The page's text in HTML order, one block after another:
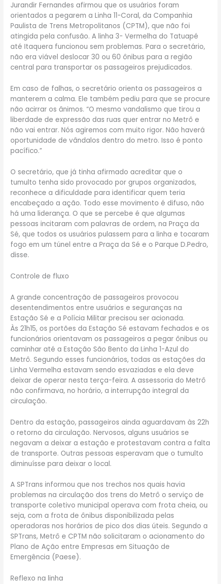
Jurandir Fernandes afirmou que os usuários foram
orientados a pegarem a Linha 11-Coral, da Companhia
Paulista de Trens Metropolitanos (CPTM), que não foi
atingida pela confusão. A linha 3- Vermelha do Tatuapé
até Itaquera funcionou sem problemas. Para o secretário,
não era viável deslocar 30 ou 60 ônibus para a região
central para transportar os passageiros prejudicados.
Em caso de falhas, o secretário orienta os passageiros a
manterem a calma. Ele também pediu para que se procure
não acirrar os ânimos. “O mesmo vandalismo que tirou a
liberdade de expressão das ruas quer entrar no Metrô e
não vai entrar. Nós agiremos com muito rigor. Não haverá
oportunidade de vândalos dentro do metro. Isso é ponto
pacífico.”
O secretário, que já tinha afirmado acreditar que o
tumulto tenha sido provocado por grupos organizados,
reconhece a dificuldade para identificar quem teria
encabeçado a ação. Todo esse movimento é difuso, não
há uma liderança. O que se percebe é que algumas
pessoas incitaram com palavras de ordem, na Praça da
Sé, que todos os usuários pulassem para a linha e tocaram
fogo em um túnel entre a Praça da Sé e o Parque D.Pedro,
disse.
Controle de fluxo
A grande concentração de passageiros provocou
desentendimentos entre usuários e seguranças na
Estação Sé e a Polícia Militar precisou ser acionada.
Às 21h15, os portões da Estação Sé estavam fechados e os
funcionários orientavam os passageiros a pegar ônibus ou
caminhar até a Estação São Bento da Linha 1-Azul do
Metrô. Segundo esses funcionários, todas as estações da
Linha Vermelha estavam sendo esvaziadas e ela deve
deixar de operar nesta terça-feira. A assessoria do Metrô
não confirmava, no horário, a interrupção integral da
circulação.
Dentro da estação, passageiros ainda aguardavam às 22h
o retorno da circulação. Nervosos, alguns usuários se
negavam a deixar a estação e protestavam contra a falta
de transporte. Outras pessoas esperavam que o tumulto
diminuísse para deixar o local.
A SPTrans informou que nos trechos nos quais havia
problemas na circulação dos trens do Metrô o serviço de
transporte coletivo municipal operava com frota cheia, ou
seja, com a frota de ônibus disponibilizada pelas
operadoras nos horários de pico dos dias úteis. Segundo a
SPTrans, Metrô e CPTM não solicitaram o acionamento do
Plano de Ação entre Empresas em Situação de
Emergência (Paese).
Reflexo na linha